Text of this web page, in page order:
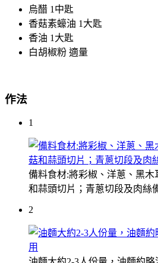
烏醋 1中匙
香菇素蠔油 1大匙
香油 1大匙
白胡椒粉 適量
作法
1
備料食材:將彩椒、洋蔥、黑
和蒜頭切片；青蔥切段及肉絲
2